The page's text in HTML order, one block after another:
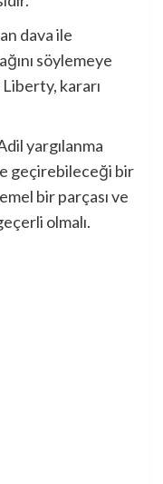
dava ile
söylemeye
kararı
yargılanma
geçirebileceği bir
bir parçası ve
olmalı.